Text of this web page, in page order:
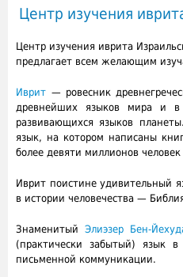
Центр изучения
Центр изучения иврита
предлагает всем желающим
Иврит — ровесник
древнейших языков мира и
развивающихся языков
язык, на котором написаны
более девяти миллионов
Иврит поистине удивительный
в истории человечества —
ЗнаменитыйЭлиэзер Бен-
(практически забытый) язык
письменной коммуникации.